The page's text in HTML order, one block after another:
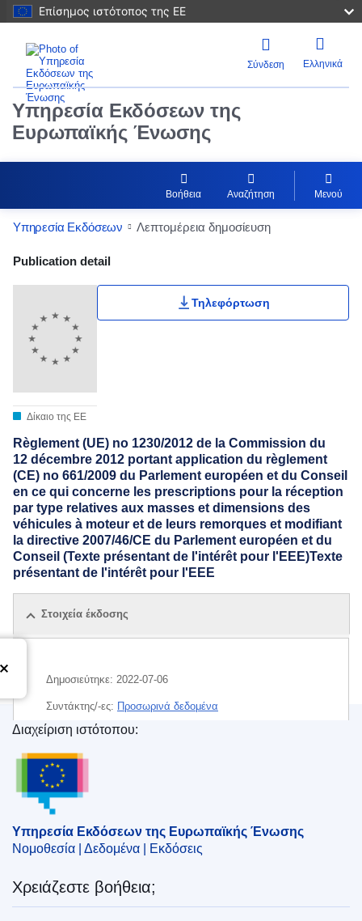
Επίσημος ιστότοπος της ΕΕ
Σύνδεση Ελληνικά
Υπηρεσία Εκδόσεων της
Ευρωπαϊκής Ένωσης
Βοήθεια Αναζήτηση Μενού
Υπηρεσία Εκδόσεων Λεπτομέρεια δημοσίευση
Publication Detail Actions Portlet
Publication detail
Δίκαιο της ΕΕ
Τηλεφόρτωση
Règlement (UE) no 1230/2012 de la Commission du
12 décembre 2012 portant application du règlement
(CE) no 661/2009 du Parlement européen et du Conseil
en ce qui concerne les prescriptions pour la réception
par type relatives aux masses et dimensions des
véhicules à moteur et de leurs remorques et modifiant
la directive 2007/46/CE du Parlement européen et du
Conseil (Texte présentant de l'intérêt pour l'EEE)Texte
présentant de l'intérêt pour l'EEE
Στοιχεία έκδοσης
Δημοσιεύτηκε: 2022-07-06
Συντάκτης/-ες: Προσωρινά δεδομένα
Υπηρεσία Εκδόσεων της Ευρωπαϊκής Ένωσης
Διαχείριση ιστότοπου:
Υπηρεσία Εκδόσεων της Ευρωπαϊκής Ένωσης
Νομοθεσία | Δεδομένα | Εκδόσεις
Χρειάζεστε βοήθεια;